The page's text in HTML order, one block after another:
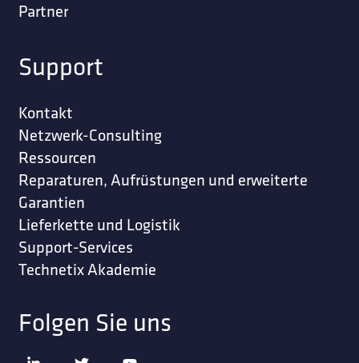
Partner
Support
Kontakt
Netzwerk-Consulting
Ressourcen
Reparaturen, Aufrüstungen und erweiterte
Garantien
Lieferkette und Logistik
Support-Services
Technetix Akademie
Folgen Sie uns